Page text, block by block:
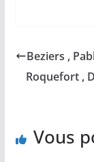
o
o
k
Beziers ,
Roquefort ,
Vous